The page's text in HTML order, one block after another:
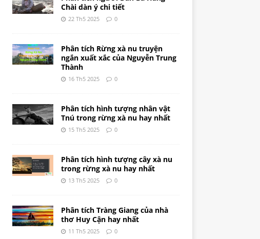
Chài dàn ý chi tiết
22 Th5 2025 0
Phân tích Rừng xà nu truyện
ngắn xuất xắc của Nguyễn Trung
Thành
16 Th5 2025 0
Phân tích hình tượng nhân vật
Tnú trong rừng xà nu hay nhất
15 Th5 2025 0
Phân tích hình tượng cây xà nu
trong rừng xà nu hay nhất
13 Th5 2025 0
Phân tích Tràng Giang của nhà
thơ Huy Cận hay nhất
11 Th5 2025 0